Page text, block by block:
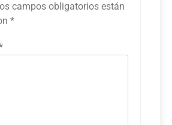
campos obligatorios están
*